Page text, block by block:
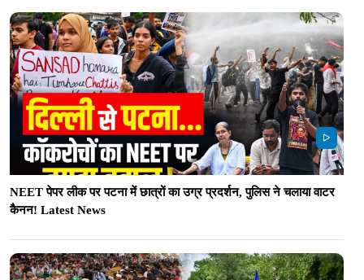
NEET पेपर लीक पर पटना में छात्रों का उग्र प्रदर्शन, पुलिस ने चलाया वाटर
कैनन! Latest News